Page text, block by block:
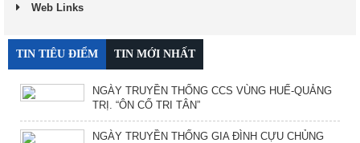
Web Links
TIN TIÊU ĐIỂM TIN MỚI NHẤT
NGÀY TRUYỀN THỐNG CCS VÙNG HUẾ-QUẢNG
TRỊ. “ÔN CỐ TRI TÂN”
NGÀY TRUYỀN THỐNG GIA ĐÌNH CỰU CHỦNG